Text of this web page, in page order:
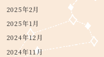
2025年2月
2025年1月
2024年12月
2024年11月